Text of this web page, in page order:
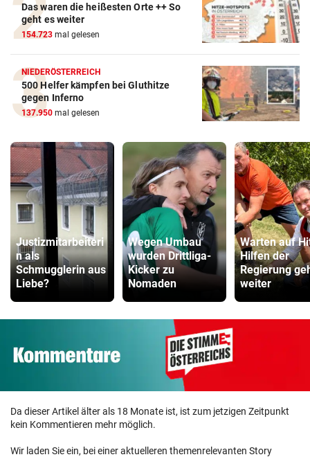
Das waren die heißesten Orte ++ So
geht es weiter
154.723 mal gelesen
NIEDERÖSTERREICH
500 Helfer kämpfen bei Gluthitze
gegen Inferno
137.950 mal gelesen
Justizmitarbeiteri
n als
Schmugglerin aus
Liebe?
Wegen Umbau
wurden Drittliga-
Kicker zu
Nomaden
Warten auf
Hilfen der
Regierung
weiter
Da dieser Artikel älter als 18 Monate ist, ist zum jetzigen Zeitpunkt
kein Kommentieren mehr möglich.
Wir laden Sie ein, bei einer aktuelleren themenrelevanten Story